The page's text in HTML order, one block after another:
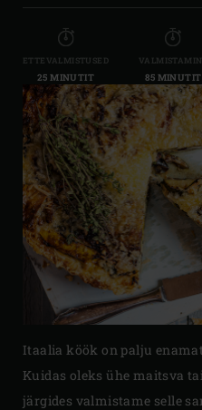
ETTEVALMISTUSED
25 MINUTIT 85 MINUTIT
Itaalia köök on palju
Kuidas oleks ühe maitsva
järgides valmistame selle